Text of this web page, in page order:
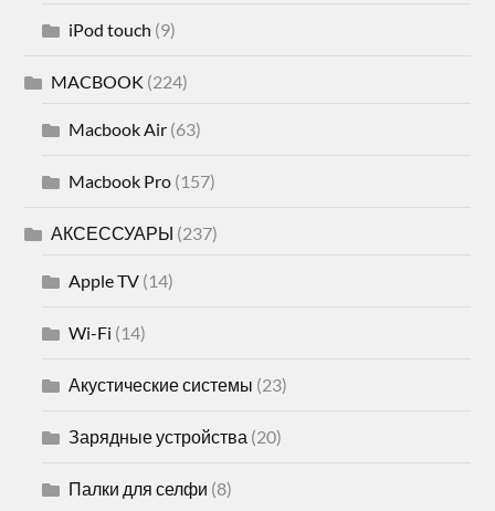
iPod touch (9)
MACBOOK (224)
Macbook Air (63)
Macbook Pro (157)
АКСЕССУАРЫ (237)
Apple TV (14)
Wi-Fi (14)
Акустические системы (23)
Зарядные устройства (20)
Палки для селфи (8)